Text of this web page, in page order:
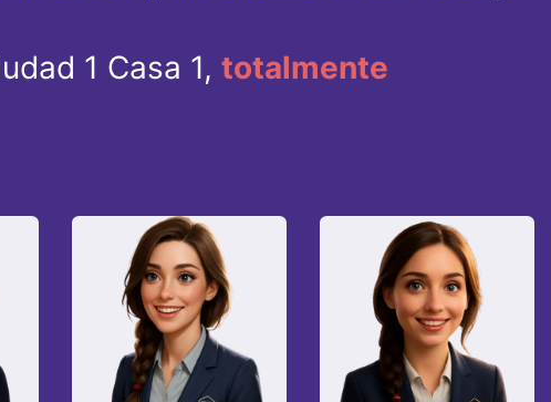
1 Casa 1, totalmente